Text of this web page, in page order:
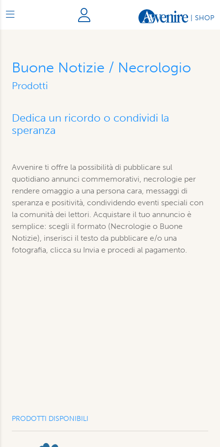
SHOP
Buone Notizie / Necrologio
Prodotti
Dedica un ricordo o condividi la
speranza
Avvenire ti offre la possibilità di pubblicare sul
quotidiano annunci commemorativi, necrologie per
rendere omaggio a una persona cara, messaggi di
speranza e positività, condividendo eventi speciali con
la comunità dei lettori. Acquistare il tuo annuncio è
semplice: scegli il formato (Necrologie o Buone
Notizie), inserisci il testo da pubblicare e/o una
fotografia, clicca su Invia e procedi al pagamento.
PRODOTTI DISPONIBILI